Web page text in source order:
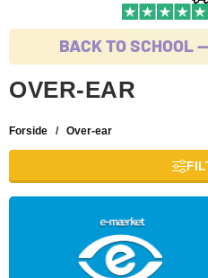
BACK TO SCHOOL
OVER-EAR
Forside / Over-ear